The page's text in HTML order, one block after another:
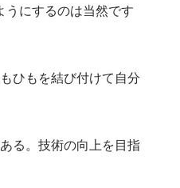
うにするのは当然です
ひもを結び付けて自分
る。技術の向上を目指